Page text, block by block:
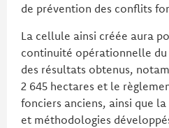
de prévention des conflits
La cellule ainsi créée aura
continuité opérationnelle
des résultats obtenus,
2 645 hectares et le
fonciers anciens, ainsi que
et méthodologies